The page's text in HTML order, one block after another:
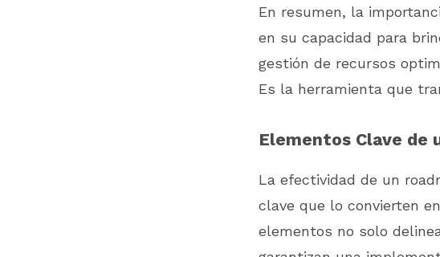
En resumen, la
en su capacidad para
gestión de recursos
Es la herramienta que
Elementos Clave de
La efectividad de un
clave que lo convierten
elementos no solo